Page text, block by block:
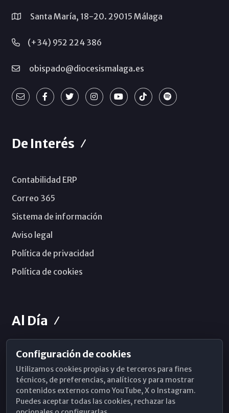
Santa María, 18-20. 29015 Málaga
(+34) 952 224 386
obispado@diocesismalaga.es
De Interés
Contabilidad ERP
Correo 365
Sistema de información
Aviso legal
Política de privacidad
Política de cookies
Al Día
Horarios de Misa
Hemeroteca
WhatsApp
Configuración de cookies
Utilizamos cookies propias y de terceros para fines
técnicos, de preferencias, analíticos y para mostrar
contenidos externos como YouTube, X o Instagram.
Puedes aceptar todas las cookies, rechazar las